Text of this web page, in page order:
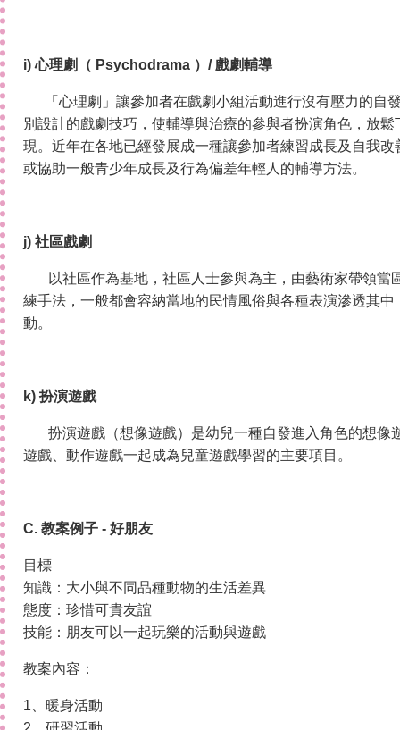
i) 心理劇（ Psychodrama ）/ 戲劇輔導
「心理劇」讓參加者在戲劇小組活動進行沒有壓力的自
別設計的戲劇技巧，使輔導與治療的參與者扮演角色，放
現。近年在各地已經發展成一種讓參加者練習成長及自我
或協助一般青少年成長及行為偏差年輕人的輔導方法。
j) 社區戲劇
以社區作為基地，社區人士參與為主，由藝術家帶領當
練手法，一般都會容納當地的民情風俗與各種表演滲透其
動。
k) 扮演遊戲
扮演遊戲（想像遊戲）是幼兒一種自發進入角色的想像
遊戲、動作遊戲一起成為兒童遊戲學習的主要項目。
C. 教案例子 - 好朋友
目標
知識：大小與不同品種動物的生活差異
態度：珍惜可貴友誼
技能：朋友可以一起玩樂的活動與遊戲
教案內容：
1、暖身活動